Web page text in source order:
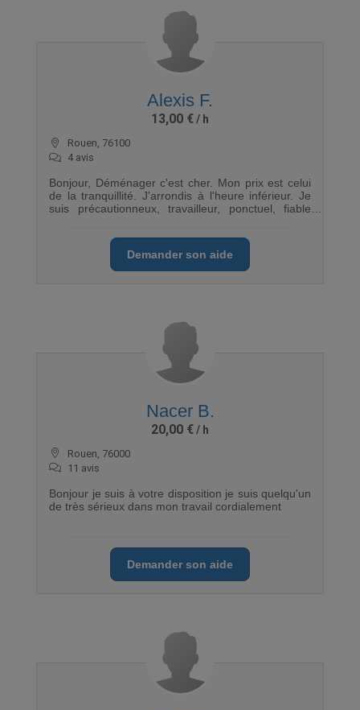
Alexis F.
13,00 €
Rouen, 76100
4 avis
Bonjour, Déménager c'est cher. Mon prix est celui
de la tranquillité. J'arrondis à l'heure inférieur. Je
suis précautionneux, travailleur, ponctuel, fiable
aussi prendre en charge les petites réparations et
adaptation à votre logement. Je suis assuré en
responsabilité civile. M'essayer, c'est m'adopter. Je
Demander son aide
Nacer B.
20,00 €
Rouen, 76000
11 avis
Bonjour je suis à votre disposition je suis quelqu'un
de très sérieux dans mon travail cordialement
Demander son aide